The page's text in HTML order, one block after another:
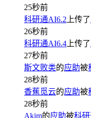
25秒前
科研通AI6.2 上传了
26秒前
科研通AI6.4 上传了
27秒前
斯文败类的应助被
28秒前
香蕉觅云的应助被
28秒前
Akim的应助被科